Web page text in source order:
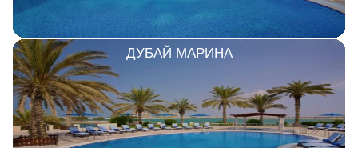
ДУБАЙ МАРИНА